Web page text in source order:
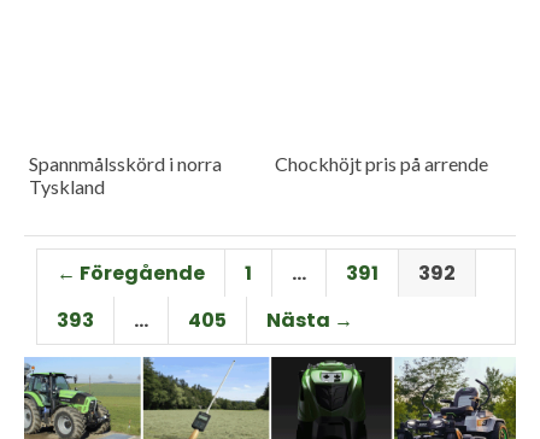
Spannmålsskörd i norra
Tyskland
Chockhöjt pris på arrende
← Föregående 1 … 391
392
393
… 405 Nästa →